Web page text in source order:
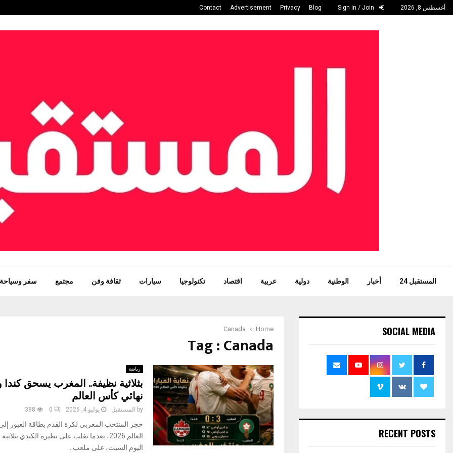
أغسطس 8, 2026 Blog
Privacy
Advertisement
Contact
المستقبل 24 أخبار الوطنية دولية عربية اقتصاد تكنولوجيا سيارات ثقافة وفن مجتمع سفر وسياحة
Home
Canada
Tag : Canada
رياضة
بثلاثية نظيفة.. المغرب يسحق كندا
نهائي كأس العالم
by المستقبل يوليو 4, 2026 0
388
حجز المنتخب المغربي لكرة القدم بطاقة العبور
العالم 2026، بعدما تغلب على نظيره الكندي
اليوم السبت، على ملعب...
SOCIAL MEDIA
RECENT POSTS